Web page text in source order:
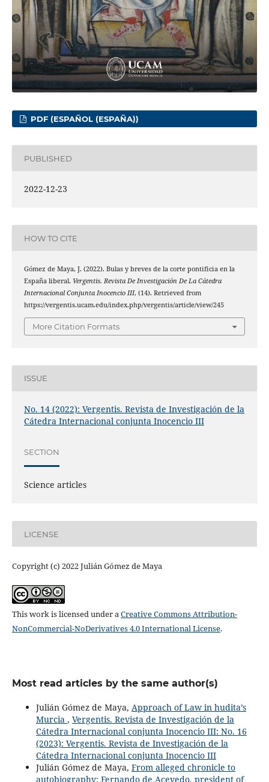
PDF (ESPAÑOL (ESPAÑA))
PUBLISHED
2022-12-23
HOW TO CITE
Gómez de Maya, J. (2022). Bulas y breves de la corte pontificia en la
España liberal. Vergentis. Revista De Investigación De La Cátedra
Internacional Conjunta Inocencio III, (14). Retrieved from
https://vergentis.ucam.edu/index.php/vergentis/article/view/245
More Citation Formats
ISSUE
No. 14 (2022): Vergentis. Revista de Investigación de la
Cátedra Internacional conjunta Inocencio III
SECTION
Science articles
LICENSE
Copyright (c) 2022 Julián Gómez de Maya
This work is licensed under aCreative Commons Attribution-
NonCommercial-NoDerivatives 4.0 International License.
Most read articles by the same author(s)
Julián Gómez de Maya, Approach of Law in hudita’s
Murcia , Vergentis. Revista de Investigación de la
Cátedra Internacional conjunta Inocencio III: No. 16
(2023): Vergentis. Revista de Investigación de la
Cátedra Internacional conjunta Inocencio III
Julián Gómez de Maya, From alleged chronicle to
autobiography: Fernando de Acevedo, president of